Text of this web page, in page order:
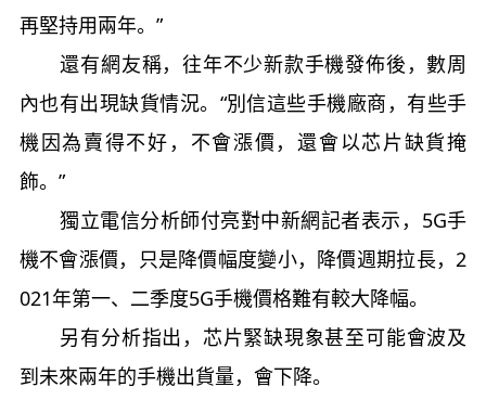
再堅持用兩年。”
還有網友稱，往年不少新款手機發佈後，數周
內也有出現缺貨情況。“別信這些手機廠商，有些手
機因為賣得不好，不會漲價，還會以芯片缺貨掩
飾。”
獨立電信分析師付亮對中新網記者表示，5G手
機不會漲價，只是降價幅度變小，降價週期拉長，2
021年第一、二季度5G手機價格難有較大降幅。
另有分析指出，芯片緊缺現象甚至可能會波及
到未來兩年的手機出貨量，會下降。